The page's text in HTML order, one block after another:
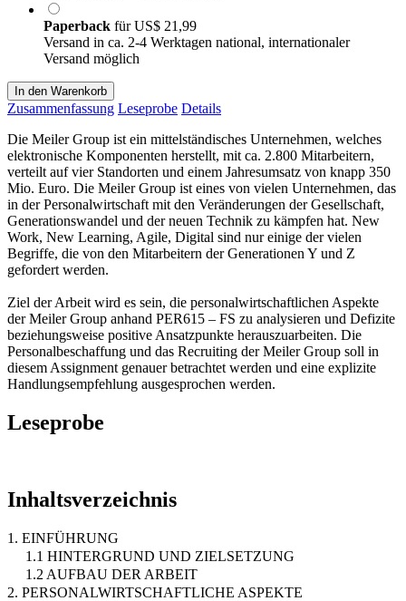
Paperback fürUS$ 21,99
Versand in ca. 2-4 Werktagen national, internationaler
Versand möglich
In den Warenkorb
Zusammenfassung Leseprobe Details
Die Meiler Group ist ein mittelständisches Unternehmen, welches
elektronische Komponenten herstellt, mit ca. 2.800 Mitarbeitern,
verteilt auf vier Standorten und einem Jahresumsatz von knapp 350
Mio. Euro. Die Meiler Group ist eines von vielen Unternehmen, das
in der Personalwirtschaft mit den Veränderungen der Gesellschaft,
Generationswandel und der neuen Technik zu kämpfen hat. New
Work, New Learning, Agile, Digital sind nur einige der vielen
Begriffe, die von den Mitarbeitern der Generationen Y und Z
gefordert werden.
Ziel der Arbeit wird es sein, die personalwirtschaftlichen Aspekte
der Meiler Group anhand PER615 – FS zu analysieren und Defizite
beziehungsweise positive Ansatzpunkte herauszuarbeiten. Die
Personalbeschaffung und das Recruiting der Meiler Group soll in
diesem Assignment genauer betrachtet werden und eine explizite
Handlungsempfehlung ausgesprochen werden.
Leseprobe
Inhaltsverzeichnis
1. EINFÜHRUNG
1.1 HINTERGRUND UND ZIELSETZUNG
1.2 AUFBAU DER ARBEIT
2. PERSONALWIRTSCHAFTLICHE ASPEKTE